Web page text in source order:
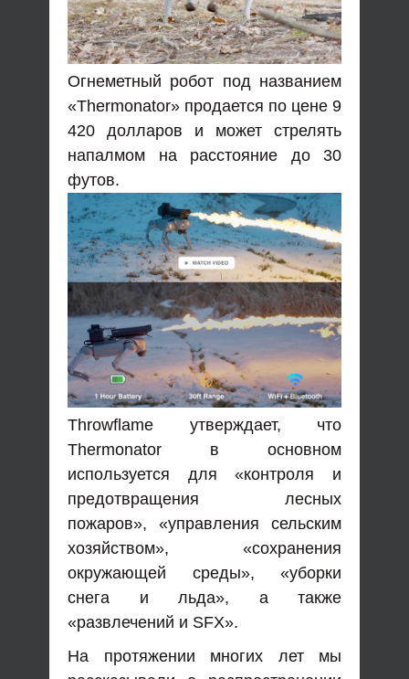
Огнеметный робот под названием
«Thermonator» продается по цене 9
420 долларов и может стрелять
напалмом на расстояние до 30
футов.
Throwflame утверждает, что
Thermonator в основном
используется для «контроля и
предотвращения лесных
пожаров», «управления сельским
хозяйством», «сохранения
окружающей среды», «уборки
снега и льда», а также
«развлечений и SFX».
На протяжении многих лет мы